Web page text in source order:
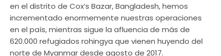
en el distrito de Cox’s Bazar, Bangladesh, hemos
incrementado enormemente nuestras operaciones
en el país, mientras sigue la afluencia de más de
620.000 refugiados rohingya que vienen huyendo del
norte de Myanmar desde agosto de 2017.